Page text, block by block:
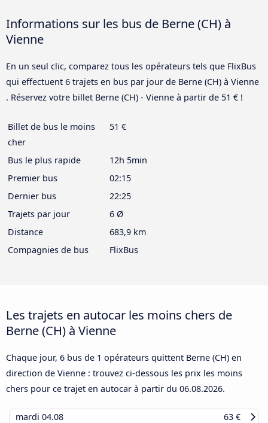
Informations sur les bus de Berne (CH) à
Vienne
En un seul clic, comparez tous les opérateurs tels que FlixBus
qui effectuent 6 trajets en bus par jour de Berne (CH) à Vienne
. Réservez votre billet Berne (CH) - Vienne à partir de 51 € !
Billet de bus le moins
cher
51 €
Bus le plus rapide
12h 5min
Premier bus
02:15
Dernier bus
22:25
Trajets par jour
6 Ø
Distance
683,9 km
Compagnies de bus
FlixBus
Les trajets en autocar les moins chers de
Berne (CH) à Vienne
Chaque jour, 6 bus de 1 opérateurs quittent Berne (CH) en
direction de Vienne : trouvez ci-dessous les prix les moins
chers pour ce trajet en autocar à partir du 06.08.2026.
mardi 04.08
63 €